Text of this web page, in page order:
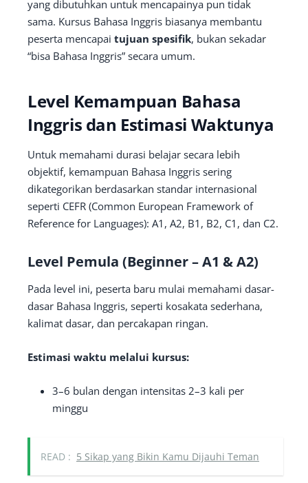
yang dibutuhkan untuk mencapainya pun tidak
sama. Kursus Bahasa Inggris biasanya membantu
peserta mencapai tujuan spesifik, bukan sekadar
“bisa Bahasa Inggris” secara umum.
Level Kemampuan Bahasa
Inggris dan Estimasi Waktunya
Untuk memahami durasi belajar secara lebih
objektif, kemampuan Bahasa Inggris sering
dikategorikan berdasarkan standar internasional
seperti CEFR (Common European Framework of
Reference for Languages): A1, A2, B1, B2, C1, dan C2.
Level Pemula (Beginner – A1 & A2)
Pada level ini, peserta baru mulai memahami dasar-
dasar Bahasa Inggris, seperti kosakata sederhana,
kalimat dasar, dan percakapan ringan.
Estimasi waktu melalui kursus:
3–6 bulan dengan intensitas 2–3 kali per
minggu
READ : 5 Sіkар уаng Bіkіn Kаmu Dіјаuһі Tеmаn